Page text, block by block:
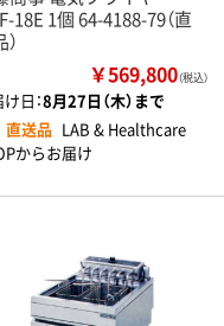
18E 1個 64-4188-79（直
￥569,800（税込）
日：8月27日（木）まで
直送品 LAB & Healthcare
からお届け